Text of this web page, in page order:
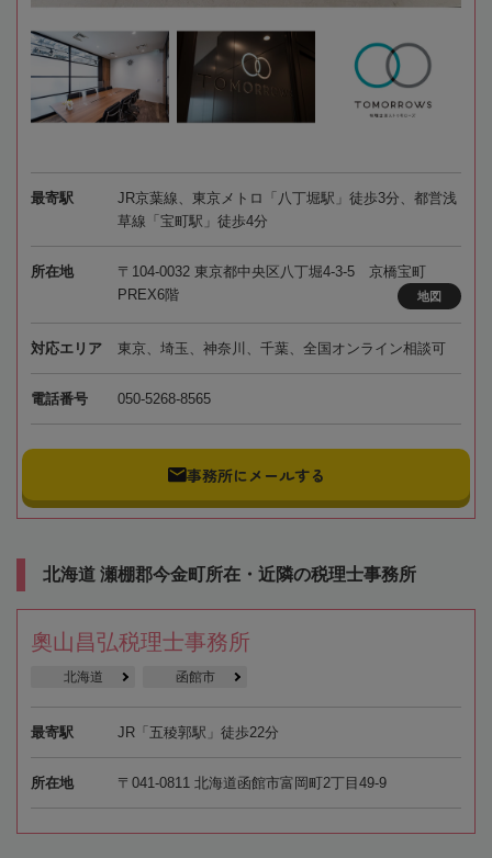
最寄駅
JR京葉線、東京メトロ「八丁堀駅」徒歩3分、都営浅
草線「宝町駅」徒歩4分
所在地
〒104-0032 東京都中央区八丁堀4-3-5 京橋宝町
PREX6階
地図
対応エリア 東京、埼玉、神奈川、千葉、全国オンライン相談可
電話番号 050-5268-8565
事務所にメールする
北海道 瀬棚郡今金町所在・近隣の税理士事務所
奧山昌弘税理士事務所
北海道 函館市
最寄駅 JR「五稜郭駅」徒歩22分
所在地 〒041-0811 北海道函館市富岡町2丁目49-9